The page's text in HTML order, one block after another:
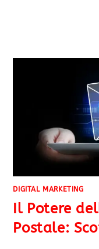
DIGITAL MARKETING
Il Potere
Postale: